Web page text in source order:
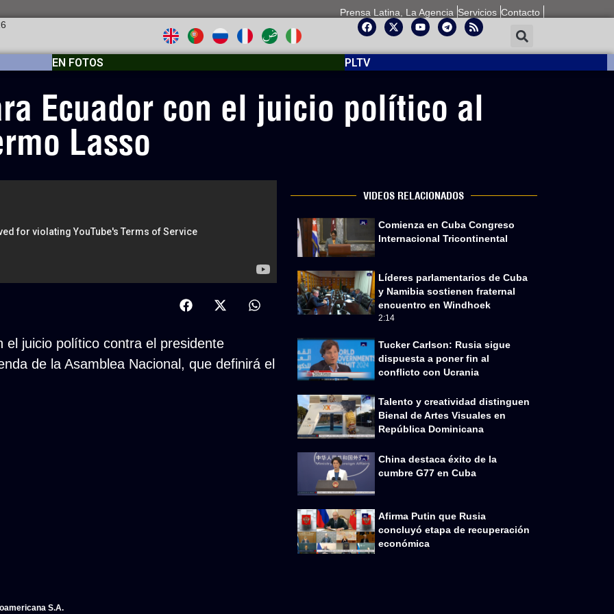
Prensa Latina, La Agencia Servicios Contacto
EN FOTOS PLTV
Ecuador con el juicio político al
Lasso
el juicio político contra el presidente
de la Asamblea Nacional, que definirá el
VIDEOS RELACIONADOS
Comienza en Cuba Congreso
Internacional Tricontinental
Líderes parlamentarios de Cuba
y Namibia sostienen fraternal
encuentro en Windhoek
2:14
Tucker Carlson: Rusia sigue
dispuesta a poner fin al
conflicto con Ucrania
Talento y creatividad distinguen
Bienal de Artes Visuales en
República Dominicana
China destaca éxito de la
cumbre G77 en Cuba
Afirma Putin que Rusia
concluyó etapa de recuperación
económica
S.A.